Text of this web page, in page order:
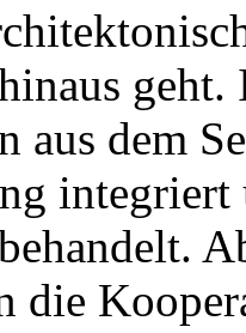
geht.
aus dem
die